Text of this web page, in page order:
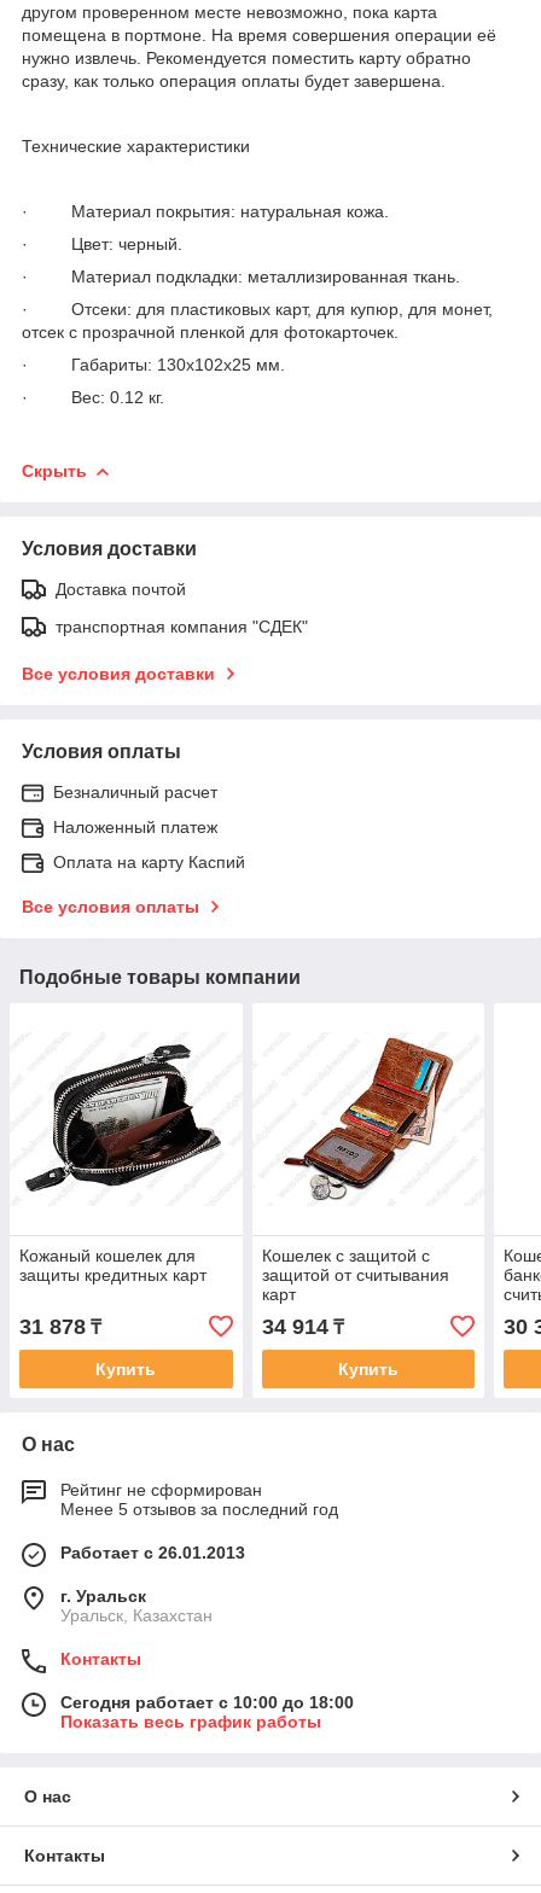
другом проверенном месте невозможно, пока карта
помещена в портмоне. На время совершения операции её
нужно извлечь. Рекомендуется поместить карту обратно
сразу, как только операция оплаты будет завершена.
Технические характеристики
· Материал покрытия: натуральная кожа.
· Цвет: черный.
· Материал подкладки: металлизированная ткань.
· Отсеки: для пластиковых карт, для купюр, для монет,
отсек с прозрачной пленкой для фотокарточек.
· Габариты: 130x102x25 мм.
· Вес: 0.12 кг.
Скрыть
Условия доставки
Доставка почтой
транспортная компания "СДЕК"
Все условия доставки
Условия оплаты
Безналичный расчет
Наложенный платеж
Оплата на карту Каспий
Все условия оплаты
Подобные товары компании
Кожаный кошелек для
защиты кредитных карт
31 878 ₸
Купить
Кошелек с защитой с
защитой от считывания
карт
34 914₸
Купить
30
О нас
Рейтинг не сформирован
Менее 5 отзывов за последний год
Работает с 26.01.2013
г. Уральск
Уральск, Казахстан
Контакты
Сегодня работает с 10:00 до 18:00
Показать весь график работы
О нас
Контакты